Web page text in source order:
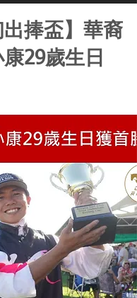
出捧盃】華裔
29歲生日